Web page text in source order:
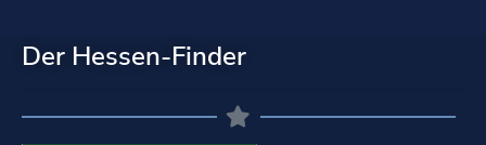
Der Hessen-Finder